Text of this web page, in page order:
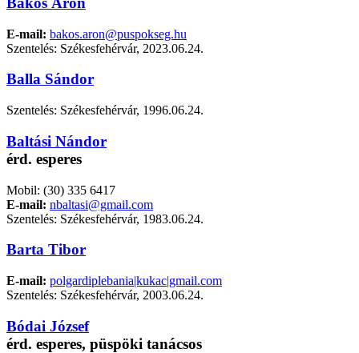
E-mail: bakos.aron@puspokseg.hu
Szentelés: Székesfehérvár, 2023.06.24.
Balla Sándor
Szentelés: Székesfehérvár, 1996.06.24.
Baltási Nándor
érd. esperes
Mobil: (30) 335 6417
E-mail: nbaltasi@gmail.com
Szentelés: Székesfehérvár, 1983.06.24.
Barta Tibor
E-mail: polgardiplebania|kukac|gmail.com
Szentelés: Székesfehérvár, 2003.06.24.
Bódai József
érd. esperes, püspöki tanácsos